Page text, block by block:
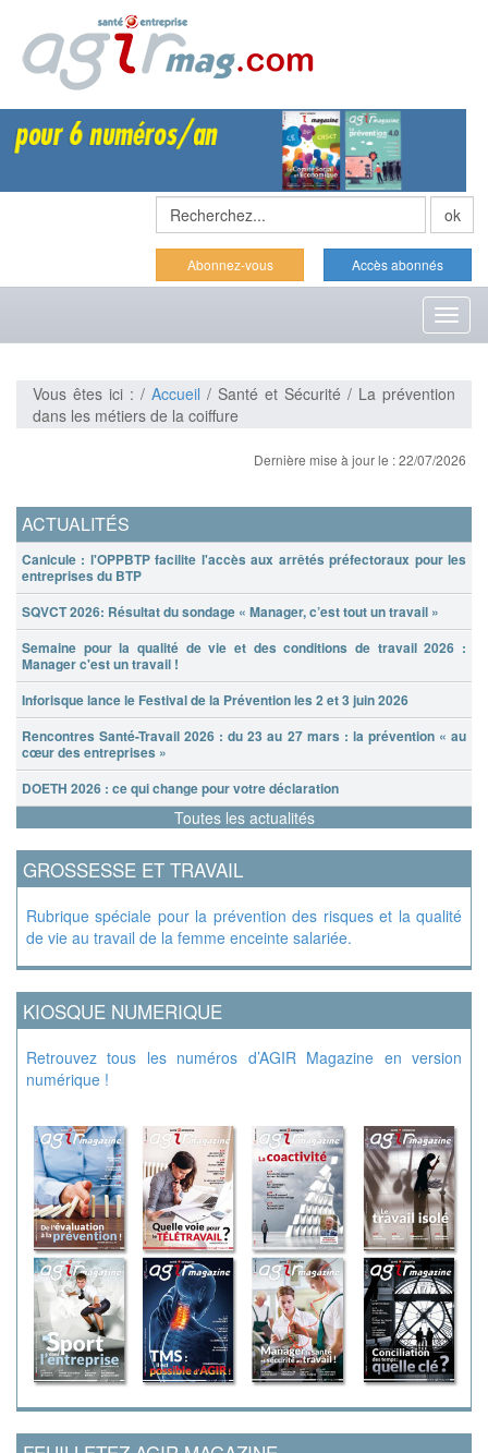
Abonnez-vous Accès abonnés
Vous êtes ici : / Accueil / Santé et Sécurité / La prévention
dans les métiers de la coiffure
Dernière mise à jour le : 22/07/2026
ACTUALITÉS
Canicule : l'OPPBTP facilite l'accès aux arrêtés préfectoraux pour les
entreprises du BTP
SQVCT 2026: Résultat du sondage « Manager, c’est tout un travail »
Semaine pour la qualité de vie et des conditions de travail 2026 :
Manager c'est un travail !
Inforisque lance le Festival de la Prévention les 2 et 3 juin 2026
Rencontres Santé-Travail 2026 : du 23 au 27 mars : la prévention « au
cœur des entreprises »
DOETH 2026 : ce qui change pour votre déclaration
Toutes les actualités
GROSSESSE ET TRAVAIL
Rubrique spéciale pour la prévention des risques et la qualité
de vie au travail de la femme enceinte salariée.
KIOSQUE NUMERIQUE
Retrouvez tous les numéros d’AGIR Magazine en version
numérique !